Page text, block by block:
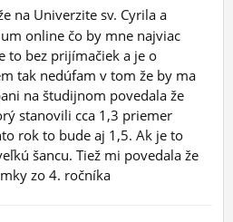
na Univerzite sv. Cyrila a
online čo by mne najviac
to bez prijímačiek a je o
tak nedúfam v tom že by ma
na študijnom povedala že
stanovili cca 1,3 priemer
rok to bude aj 1,5. Ak je to
šancu. Tiež mi povedala že
zo 4. ročníka